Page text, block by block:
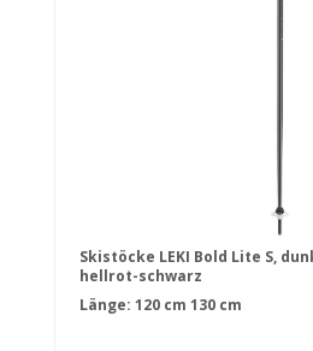
Skistöcke LEKI Bold Lite S,
hellrot-schwarz
Länge: 120 cm 130 cm